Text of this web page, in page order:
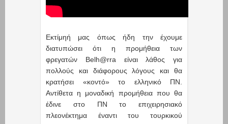
Εκτίμηή μας όπως ήδη την έχουμε
διατυπώσει ότι η προμήθεια των
φρεγατών Belh@rra είναι λάθος για
πολλούς και διάφορους λόγους και θα
κρατήσει «κοντό» το ελληνικό ΠΝ.
Αντίθετα η μοναδική προμήθεια που θα
έδινε στο ΠΝ το επιχειρησιακό
πλεονέκτημα έναντι του τουρκικού